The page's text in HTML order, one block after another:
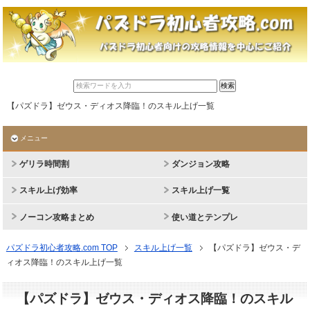
【パズドラ】ゼウス・ディオス降臨！のスキル上げ一覧
メニュー
ゲリラ時間割 ダンジョン攻略
スキル上げ効率 スキル上げ一覧
ノーコン攻略まとめ 使い道とテンプレ
パズドラ初心者攻略.com TOP スキル上げ一覧
【パズドラ】ゼウス・デ
ィオス降臨！のスキル上げ一覧
【パズドラ】ゼウス・ディオス降臨！のスキル